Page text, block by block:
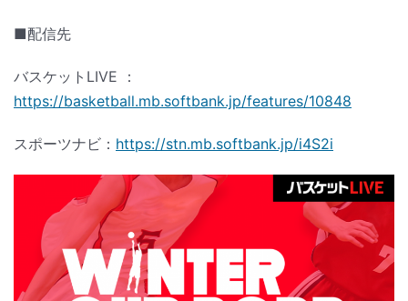
■配信先
バスケットLIVE ：
https://basketball.mb.softbank.jp/features/10848
スポーツナビ： https://stn.mb.softbank.jp/i4S2i